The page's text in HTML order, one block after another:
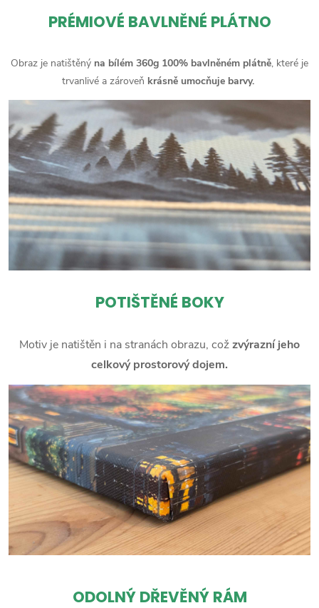
PRÉMIOVÉ BAVLNĚNÉ PLÁTNO
Obraz je natištěný na bílém 360g 100% bavlněném plátně, které je
trvanlivé a zároveň krásně umocňuje barvy.
POTIŠTĚNÉ BOKY
Motiv je natištěn i na stranách obrazu, cožzvýrazní jeho
celkový prostorový dojem.
ODOLNÝ DŘEVĚNÝ RÁM